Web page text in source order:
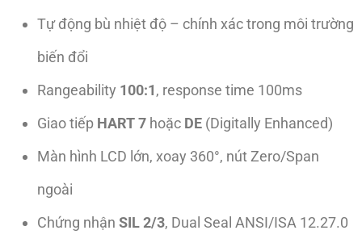
Tự động bù nhiệt độ – chính xác trong môi trường
biến đổi
Rangeability 100:1, response time 100ms
Giao tiếp HART 7 hoặc DE (Digitally Enhanced)
Màn hình LCD lớn, xoay 360°, nút Zero/Span
ngoài
Chứng nhận SIL 2/3, Dual Seal ANSI/ISA 12.27.0